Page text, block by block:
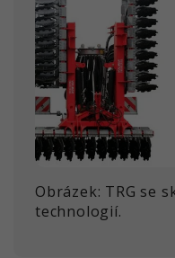
Obrázek: TRG se
technologií.